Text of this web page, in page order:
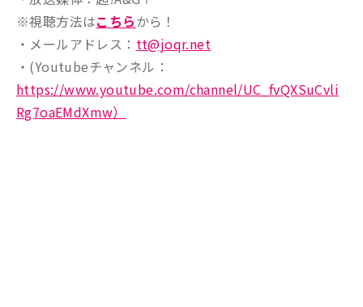
※視聴方法はこちらから！
・メールアドレス： tt@joqr.net
・(Youtubeチャンネル：
https://www.youtube.com/channel/UC_fvQXSuCvli
Rg7oaEMdXmw）